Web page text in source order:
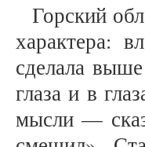
Горский
характера:
сделала
глаза и в
мысли —